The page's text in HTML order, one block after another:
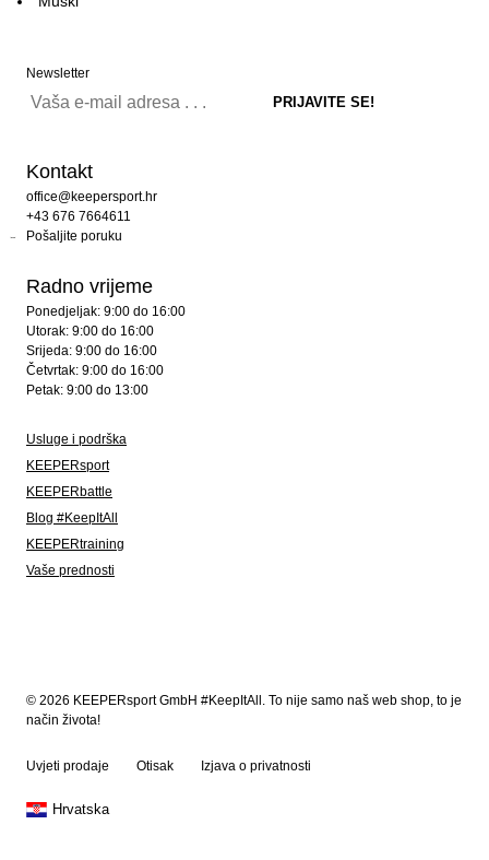
Newsletter
Kontakt
office@keepersport.hr
+43 676 7664611
Pošaljite poruku
Radno vrijeme
Ponedjeljak: 9:00 do 16:00
Utorak: 9:00 do 16:00
Srijeda: 9:00 do 16:00
Četvrtak: 9:00 do 16:00
Petak: 9:00 do 13:00
Usluge i podrška
KEEPERsport
KEEPERbattle
Blog #KeepItAll
KEEPERtraining
Vaše prednosti
© 2026 KEEPERsport GmbH #KeepItAll. To nije samo naš web shop, to je
način života!
Uvjeti prodaje Otisak Izjava o privatnosti
Hrvatska